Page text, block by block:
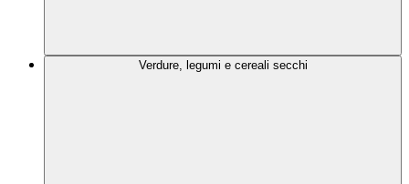
Verdure, legumi e cereali secchi